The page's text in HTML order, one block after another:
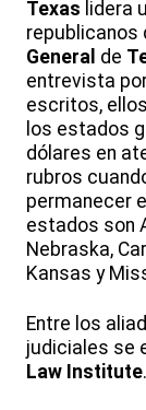
Texas lidera
republicanos
General de
entrevista
escritos,
los estados
dólares en
rubros
permanecer
estados son
Nebraska,
Kansas y
Entre los
judiciales se
Law Institute.